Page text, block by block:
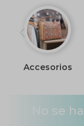
Accesorios
No se